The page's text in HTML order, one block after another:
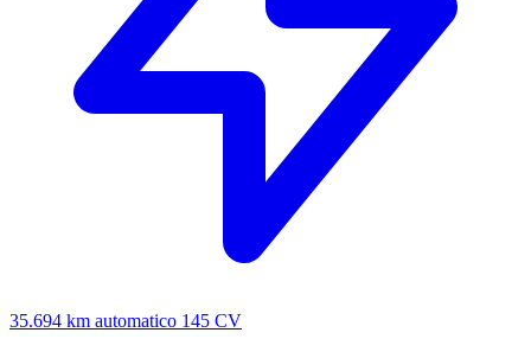
35.694 km automatico 145 CV